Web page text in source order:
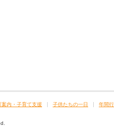
案内・子育て支援 子供たちの一日 年間